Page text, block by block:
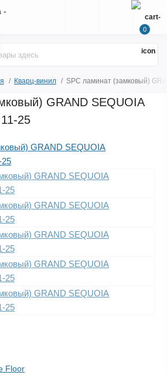
0
Кварц-винил SPC ламинат (замковый)
GRAND SEQUOIA
25
Floor